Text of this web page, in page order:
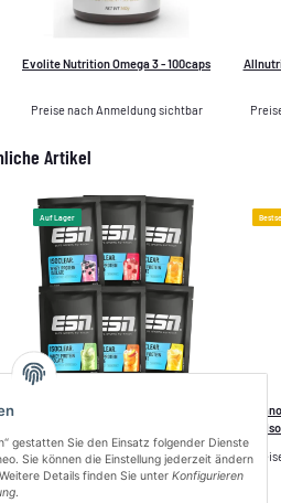
Evolite Nutrition Omega 3 - 100caps
Preise nach Anmeldung sichtbar
Artikel
Auf Lager
Preise nach Anmeldung sichtbar
gestatten Sie den Einsatz folgender Dienste
Sie können die Einstellung jederzeit ändern
Details finden Sie unter Konfigurieren
.